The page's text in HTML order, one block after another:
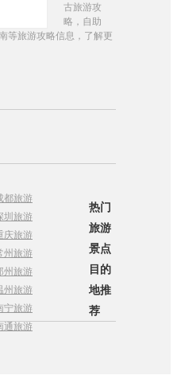
古旅游攻
略，自助
等旅游攻略信息，了解更
都旅游
圳旅游
庆旅游
州旅游
州旅游
州旅游
宁旅游
通旅游
热门
旅游
景点
目的
地推
荐